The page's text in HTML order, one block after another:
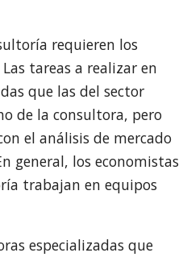
requieren los
tareas a realizar en
que las del sector
de la consultora, pero
el análisis de mercado
general, los economistas
trabajan en equipos
especializadas que